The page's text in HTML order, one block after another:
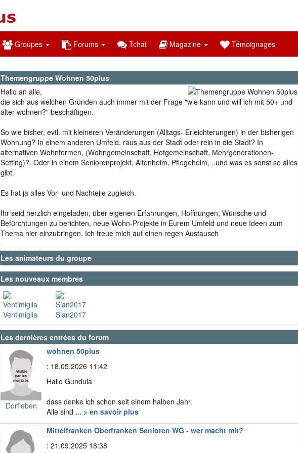
Groupes Forums Tchat Magazine Témoignages
Themengruppe Wohnen 50plus
Hallo an alle,
die sich aus welchen Gründen auch immer mit der Frage "wie kann und will ich mit 50+ und
älter wohnen?" beschäftigen.
So wie bisher, evtl. mit kleineren Veränderungen (Alltags- Erleichterungen) in der bisherigen
Wohnung? In einem anderen Umfeld, raus aus der Stadt oder rein in die Stadt? In
alternativen Wohnformen, (Wohngemeinschaft, Hofgemeinschaft, Mehrgenerationen-
Setting)?. Oder in einem Seniorenprojekt, Altenheim, Pflegeheim, ..und was es sonst so alles
gibt.
Es hat ja alles Vor- und Nachteile zugleich.
Ihr seid herzlich eingeladen, über eigenen Erfahrungen, Hoffnungen, Wünsche und
Befürchtungen zu berichten, neue Wohn-Projekte in Eurem Umfeld und neue Ideen zum
Thema hier einzubringen. Ich freue mich auf einen regen Austausch
Les animateurs du groupe
Les nouveaux membres
Ventimiglia Sian2017
Les dernières entrées du forum
Dorfleben
wohnen 50plus
: 18.05.2026 11:42
Hallo Gundula
dass denke ich schon seit einem halben Jahr.
Alle sind ... > en savoir plus
Mittelfranken Oberfranken Senioren WG - wer macht mit?
: 21.09.2025 18:38